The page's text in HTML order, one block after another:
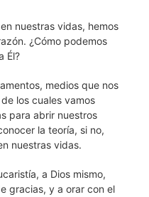
nuestras vidas, hemos
¿Cómo podemos
Él?
medios que nos
los cuales vamos
para abrir nuestros
la teoría, si no,
nuestras vidas.
a Dios mismo,
gracias, y a orar con el